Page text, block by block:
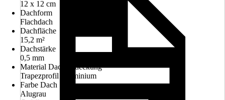
12 x 12 cm
Dachform
Flachdach
Dachfläche
15,2 m²
Dachstärke
0,5 mm
Material Dacheindeckung
Trapezprofil Aluminium
Farbe Dach
Alugrau